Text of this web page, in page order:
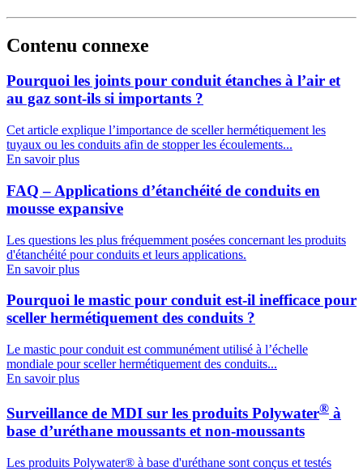
Contenu connexe
Pourquoi les joints pour conduit étanches à l’air et
au gaz sont-ils si importants ?
Cet article explique l’importance de sceller hermétiquement les
tuyaux ou les conduits afin de stopper les écoulements...
En savoir plus
FAQ – Applications d’étanchéité de conduits en
mousse expansive
Les questions les plus fréquemment posées concernant les produits
d'étanchéité pour conduits et leurs applications.
En savoir plus
Pourquoi le mastic pour conduit est-il inefficace pour
sceller hermétiquement des conduits ?
Le mastic pour conduit est communément utilisé à l’échelle
mondiale pour sceller hermétiquement des conduits...
En savoir plus
Surveillance de MDI sur les produits Polywater® à
base d’uréthane moussants et non-moussants
Les produits Polywater® à base d'uréthane sont conçus et testés